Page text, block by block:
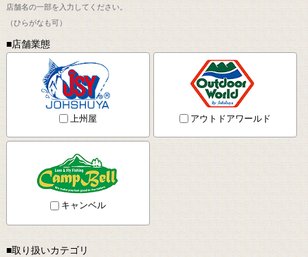
店舗名の一部を入力してください。
（ひらがなも可）
■店舗業態
上州屋 アウトドアワールド
キャンベル
■取り扱いカテゴリ